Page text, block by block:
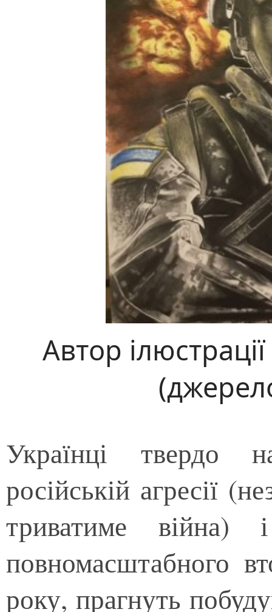
Автор
Українці твердо
російській агресії
триватиме
повномасштабного
року, прагнуть